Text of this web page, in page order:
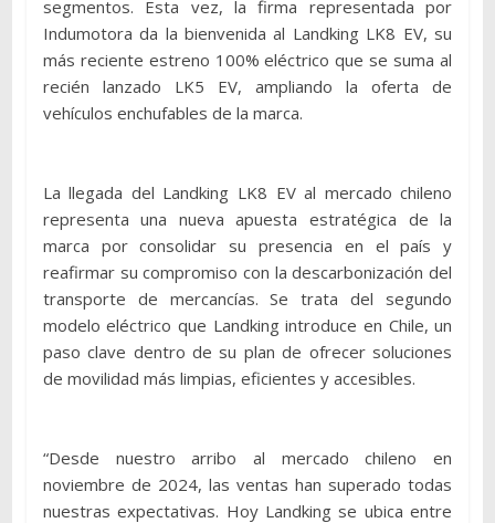
segmentos. Esta vez, la firma representada por
Indumotora da la bienvenida al Landking LK8 EV, su
más reciente estreno 100% eléctrico que se suma al
recién lanzado LK5 EV, ampliando la oferta de
vehículos enchufables de la marca.
La llegada del Landking LK8 EV al mercado chileno
representa una nueva apuesta estratégica de la
marca por consolidar su presencia en el país y
reafirmar su compromiso con la descarbonización del
transporte de mercancías. Se trata del segundo
modelo eléctrico que Landking introduce en Chile, un
paso clave dentro de su plan de ofrecer soluciones
de movilidad más limpias, eficientes y accesibles.
“Desde nuestro arribo al mercado chileno en
noviembre de 2024, las ventas han superado todas
nuestras expectativas. Hoy Landking se ubica entre